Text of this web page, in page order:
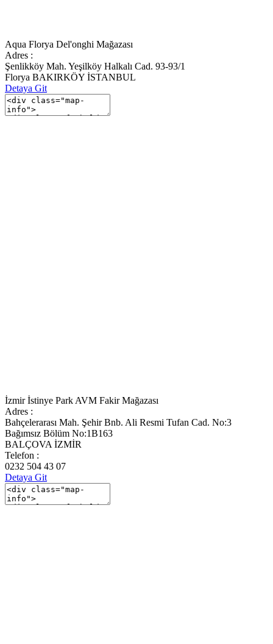
Aqua Florya Del'onghi Mağazası
Adres :
Şenlikköy Mah. Yeşilköy Halkalı Cad. 93-93/1
Florya BAKIRKÖY İSTANBUL
Detaya Git
İzmir İstinye Park AVM Fakir Mağazası
Adres :
Bahçelerarası Mah. Şehir Bnb. Ali Resmi Tufan Cad. No:3
Bağımsız Bölüm No:1B163
BALÇOVA İZMİR
Telefon :
0232 504 43 07
Detaya Git